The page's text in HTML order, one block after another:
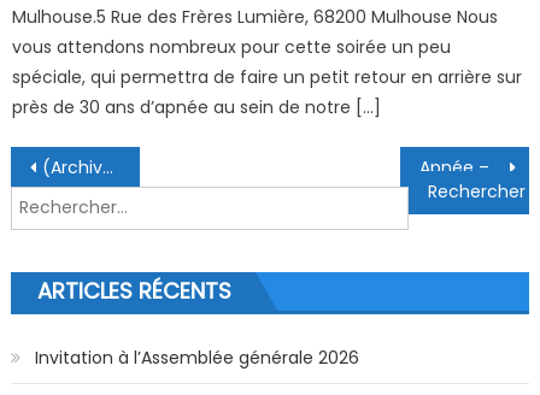
Mulhouse.5 Rue des Frères Lumière, 68200 Mulhouse Nous
vous attendons nombreux pour cette soirée un peu
spéciale, qui permettra de faire un petit retour en arrière sur
près de 30 ans d’apnée au sein de notre […]
Navigation de l’article
(Archive) Actualités Covid au 06/01/2022
Rechercher :
ARTICLES RÉCENTS
Invitation à l’Assemblée générale 2026